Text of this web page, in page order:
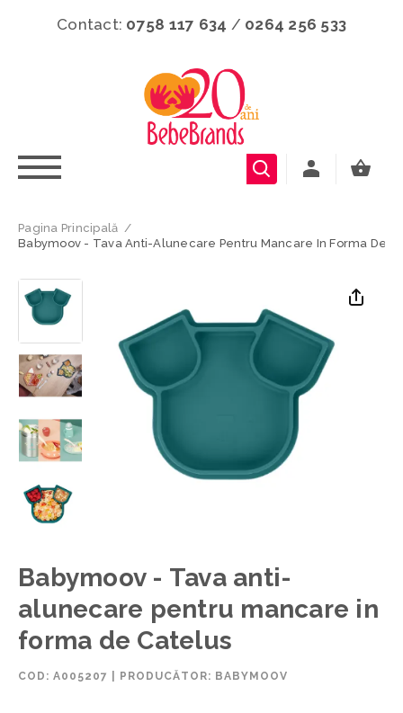
Contact: 0758 117 634 / 0264 256 533
Pagina Principală /
Babymoov - Tava Anti-Alunecare Pentru Mancare In Forma De
Babymoov - Tava anti-
alunecare pentru mancare in
forma de Catelus
COD: A005207 PRODUCĂTOR: BABYMOOV